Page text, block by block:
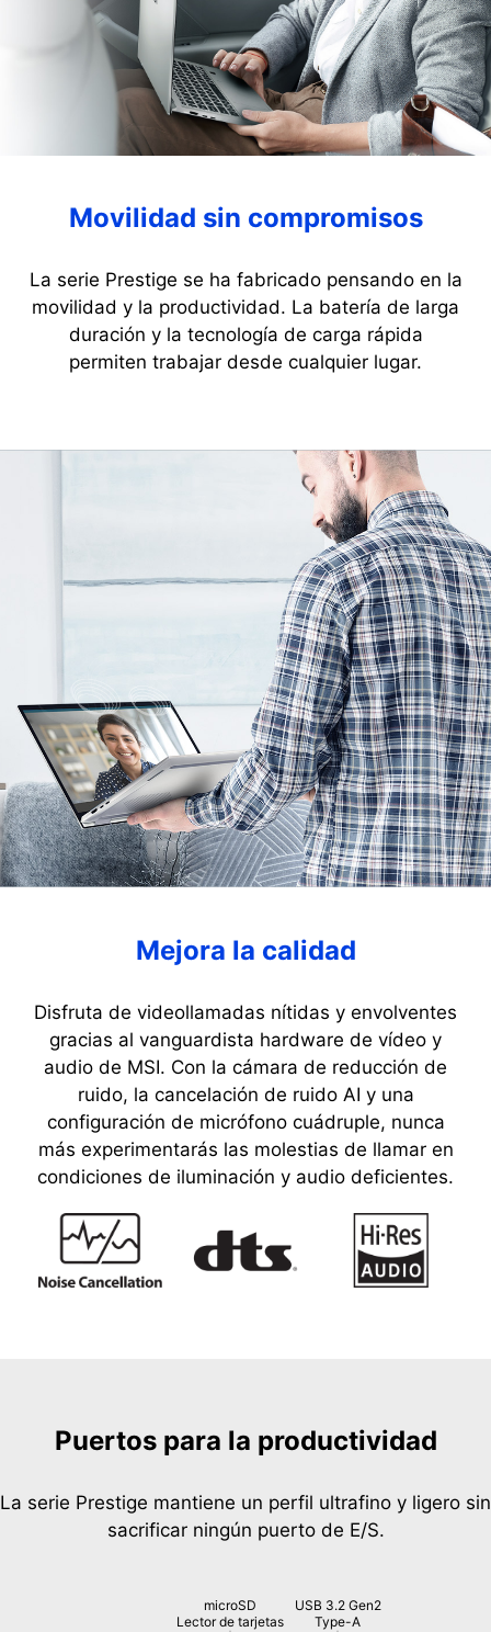
Movilidad sin compromisos
La serie Prestige se ha fabricado pensando en la
movilidad y la productividad. La batería de larga
duración y la tecnología de carga rápida
permiten trabajar desde cualquier lugar.
Mejora la calidad
Disfruta de videollamadas nítidas y envolventes
gracias al vanguardista hardware de vídeo y
audio de MSI. Con la cámara de reducción de
ruido, la cancelación de ruido AI y una
configuración de micrófono cuádruple, nunca
más experimentarás las molestias de llamar en
condiciones de iluminación y audio deficientes.
Puertos para la productividad
La serie Prestige mantiene un perfil ultrafino y ligero sin
sacrificar ningún puerto de E/S.
microSD
Lector de tarjetas
USB 3.2 Gen2
Type-A